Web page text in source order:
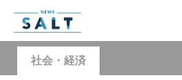
社会・経済